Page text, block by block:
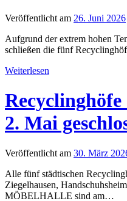
Veröffentlicht am 26. Juni 2026
Aufgrund der extrem hohen
schließen die fünf
Weiterlesen
2. Mai
Veröffentlicht am 30. März
Alle fünf städtischen
Ziegelhausen,
MÖBELHALLE sind am…